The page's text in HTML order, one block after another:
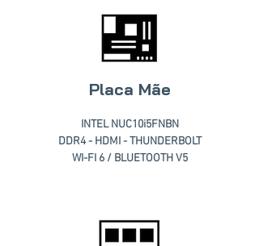
Placa Mãe
INTEL NUC10i5FNBN
DDR4 - HDMI - THUNDERBOLT
WI-FI 6 / BLUETOOTH V5